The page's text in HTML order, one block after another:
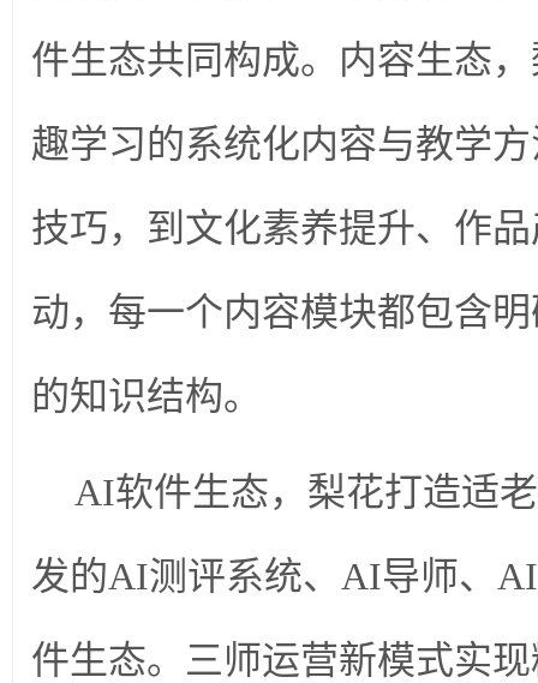
件生态共同构成。内容生态
趣学习的系统化内容与教学
技巧，到文化素养提升、作
动，每一个内容模块都包含
的知识结构。
AI软件生态，梨花打造适
发的AI测评系统、AI导师、
件生态。三师运营新模式实